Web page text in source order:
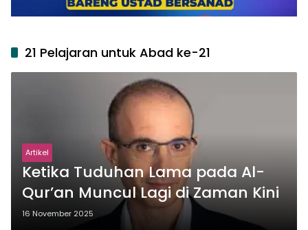
21 Pelajaran untuk Abad ke-21
Artikel
Ketika Tuduhan Lama pada Al-
Qur’an Muncul Lagi di Zaman Kini
16 November 2025